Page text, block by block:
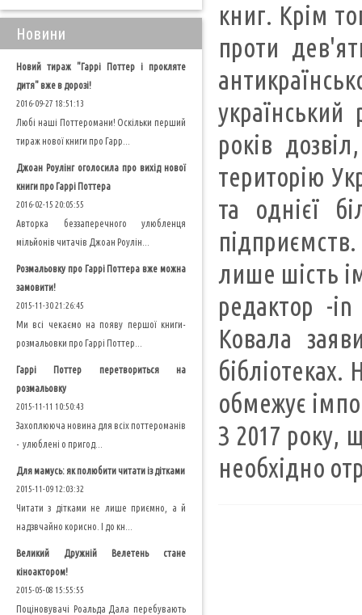
книг. Крім
проти
український
років
територію
та однієї
лише шість
редактор -in
Ковала
обмежує
З 2017 року,
необхідно
Новини
Новий тираж "Гаррі Поттер і прокляте
дитя" вже в дорозі!
2016-09-27 18:51:13
Любі наші Поттеромани! Оскільки перший
тираж нової книги про Гарр...
Джоан Роулінг оголосила про вихід нової
книги про Гаррі Поттера
2016-02-15 20:05:55
Авторка беззаперечного улюбленця
мільйонів читачів Джоан Роулін...
Розмальовку про Гаррі Поттера вже можна
замовити!
2015-11-30 21:26:45
Ми всі чекаємо на появу першої книги-
розмальовки про Гаррі Поттер...
Гаррі Поттер перетвориться на
розмальовку
2015-11-11 10:50:43
Захоплююча новина для всіх поттероманів
- улюблені о пригод...
Для мамусь: як полюбити читати із дітками
2015-11-09 12:03:32
Читати з дітками не лише приємно, а й
надзвчайно корисно. І до кн...
Великий Дружній Велетень стане
кіноактором!
2015-05-08 15:55:55
Поціновувачі Роальда Дала перебувають